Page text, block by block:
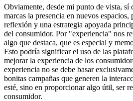
Obviamente, desde mi punto de vista, sí
marcas la presencia en nuevos espacios,
reflexión y una estrategia apoyada
del consumidor. Por "experiencia" nos
algo que destaca, que es especial y
Esto podría significar el uso de las
mejorar la experiencia de los
experiencia no se debe basar
bonitas campañas que generen la
esté, sino en proporcionar algo útil, ser
consumidor.